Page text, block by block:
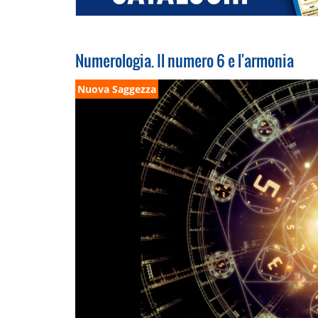
Numerologia. Il numero 6 e l'armonia
Nuova Saggezza